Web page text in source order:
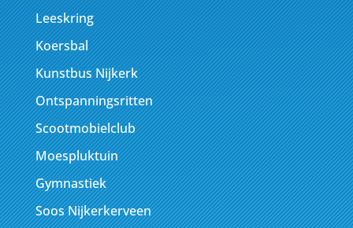
Leeskring
Koersbal
Kunstbus Nijkerk
Ontspanningsritten
Scootmobielclub
Moespluktuin
Gymnastiek
Soos Nijkerkerveen